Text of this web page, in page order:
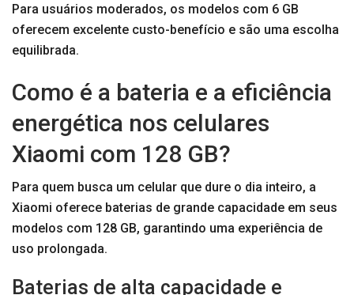
Para usuários moderados, os modelos com 6 GB
oferecem excelente custo-benefício e são uma escolha
equilibrada.
Como é a bateria e a eficiência
energética nos celulares
Xiaomi com 128 GB?
Para quem busca um celular que dure o dia inteiro, a
Xiaomi oferece baterias de grande capacidade em seus
modelos com 128 GB, garantindo uma experiência de
uso prolongada.
Baterias de alta capacidade e